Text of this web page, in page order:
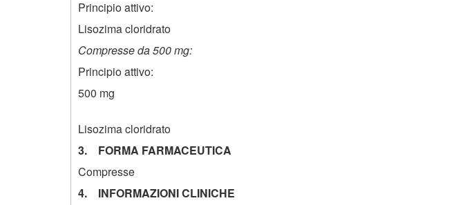
Principio attivo:
Lisozima cloridrato
Compresse da 500 mg:
Principio attivo:
500 mg
Lisozima cloridrato
3. FORMA FARMACEUTICA
Compresse
4. INFORMAZIONI CLINICHE